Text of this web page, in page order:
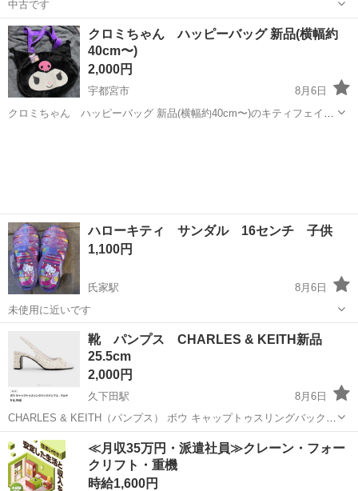
中古です
栃木 足利市
クロミちゃん ハッピーバッグ 新品(横幅約
40cm〜)
2,000円
宇都宮市
8月6日
クロミちゃん ハッピーバッグ 新品(横幅約40cm〜)のキティフェイス
ハローキティ サンダル 16センチ 子供
1,100円
氏家駅
8月6日
未使用に近いです
さくら市 氏家駅
靴 パンプス CHARLES & KEITH新品
25.5cm
2,000円
久下田駅
8月6日
CHARLES & KEITH（パンプス） ボウ キャップトゥスリングバックバ
ンプス の靴で新品です。 子供がサイズが合わないので出品してます。
栃木 真岡市 久下田駅 靴 新品
≪月収35万円・派遣社員≫クレーン・フォー
クリフト・重機
時給1,600円